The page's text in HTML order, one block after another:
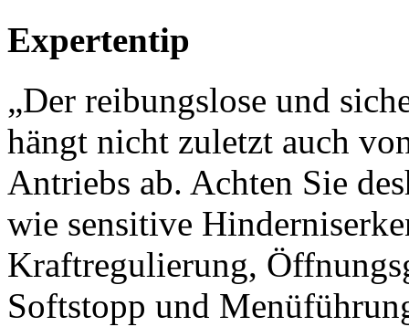
Expertentip
„Der reibungslose und
hängt nicht zuletzt auch
Antriebs ab. Achten Sie
wie sensitive
Kraftregulierung,
Softstopp und